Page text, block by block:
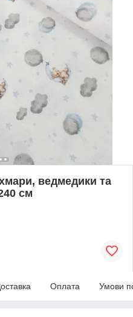
ведмедики та
см
Оплата Умови